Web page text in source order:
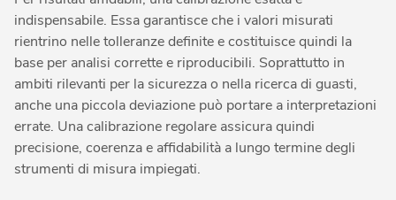
indispensabile. Essa garantisce che i valori misurati
rientrino nelle tolleranze definite e costituisce quindi la
base per analisi corrette e riproducibili. Soprattutto in
ambiti rilevanti per la sicurezza o nella ricerca di guasti,
anche una piccola deviazione può portare a interpretazioni
errate. Una calibrazione regolare assicura quindi
precisione, coerenza e affidabilità a lungo termine degli
strumenti di misura impiegati.